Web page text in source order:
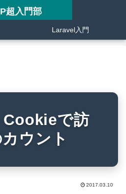
超入門部
Laravel入門
Cookieで訪
ウント
2017.03.10